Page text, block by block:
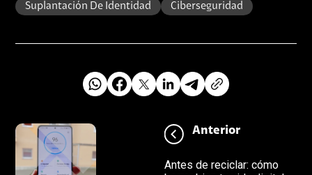
Suplantación De Identidad
Ciberseguridad
Anterior
Antes de reciclar: cómo